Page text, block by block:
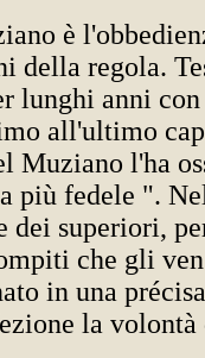
è
della regola.
lunghi anni
all'ultimo
Muziano l'ha
più fedele ".
dei superiori,
che gli
in una
la